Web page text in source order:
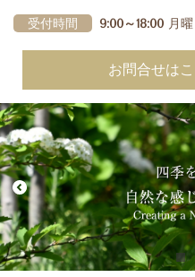
受付時間 9:00～18:00 月
お問合せ